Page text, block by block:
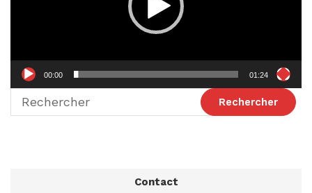
00:00 01:24
Contact